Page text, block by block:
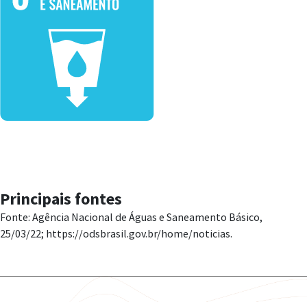
Principais fontes
Fonte: Agência Nacional de Águas e Saneamento Básico,
25/03/22; https://odsbrasil.gov.br/home/noticias.